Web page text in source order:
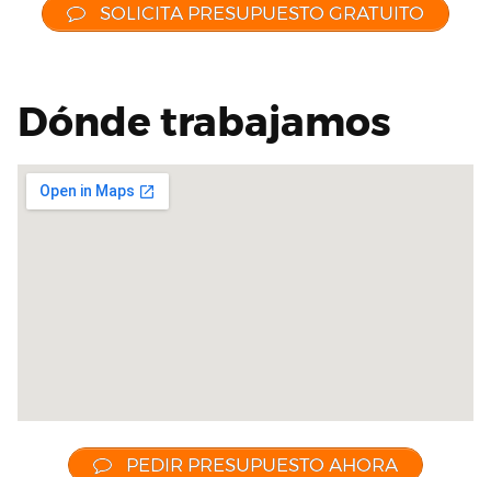
SOLICITA PRESUPUESTO GRATUITO
Dónde trabajamos
PEDIR PRESUPUESTO AHORA